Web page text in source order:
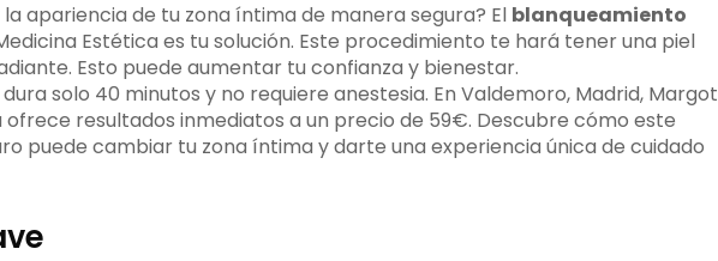
apariencia de tu zona íntima de manera segura? El blanqueamiento
Estética es tu solución. Este procedimiento te hará tener una piel
Esto puede aumentar tu confianza y bienestar.
solo 40 minutos y no requiere anestesia. En Valdemoro, Madrid, Margot
ofrece resultados inmediatos a un precio de 59€. Descubre cómo este
puede cambiar tu zona íntima y darte una experiencia única de cuidado